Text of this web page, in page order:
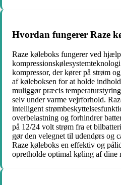
Hvordan fungerer Raze
Raze køleboks fungerer ved
kompressor, der kører på strøm
af køleboksen for at holde
muliggør præcis
selv under varme vejrforhold.
intelligent
overbelastning og forhindrer
på 12/24 volt strøm fra et
gør den velegnet til udendørs og
Raze køleboks en effektiv og
opretholde optimal køling af dine